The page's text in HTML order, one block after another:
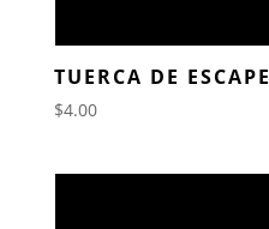
TUERCA DE ESCAPE
$4.00